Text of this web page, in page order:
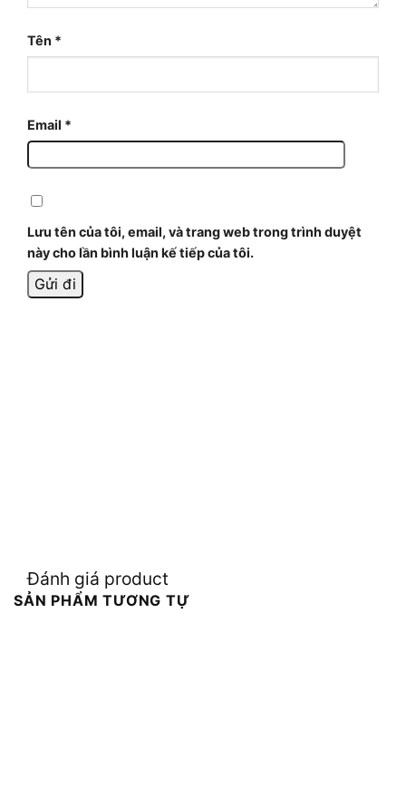
Tên *
Email *
Lưu tên của tôi, email, và trang web trong trình duyệt
này cho lần bình luận kế tiếp của tôi.
Đánh giá product
SẢN PHẨM TƯƠNG TỰ